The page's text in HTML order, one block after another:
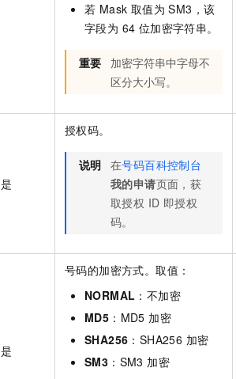
若 Mask 取值为 SM3，该
字段为 64 位加密字符串。
重要
加密字符串中字母不
区分大小写。
是
授权码。
说明 在号码百科控制台
我的申请页面，获
取授权 ID 即授权
码。
是
号码的加密方式。取值：
NORMAL ：不加密
MD5 ：MD5 加密
SHA256 ：SHA256 加密
SM3 ：SM3 加密